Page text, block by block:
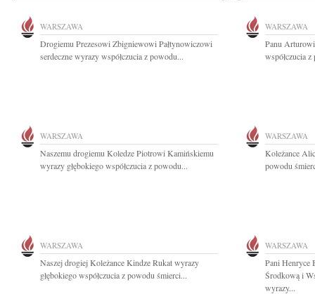
WARSZAWA
Drogiemu Prezesowi Zbigniewowi Pałtynowiczowi
serdeczne wyrazy współczucia z powodu...
WARSZAWA
Panu
współczucia
WARSZAWA
Naszemu drogiemu Koledze Piotrowi Kamińskiemu
wyrazy głębokiego współczucia z powodu...
WARSZAWA
Koleżance
powodu
WARSZAWA
Naszej drogiej Koleżance Kindze Rukat wyrazy
głębokiego współczucia z powodu śmierci...
WARSZAWA
Pani Henryce
Środkową i
wyrazy...